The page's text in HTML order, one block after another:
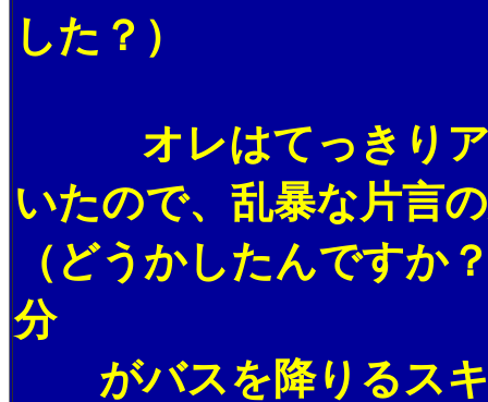
した？）
オレはてっきりア
いたので、乱暴な片言
（どうかしたんですか
分
がバスを降りるスキ